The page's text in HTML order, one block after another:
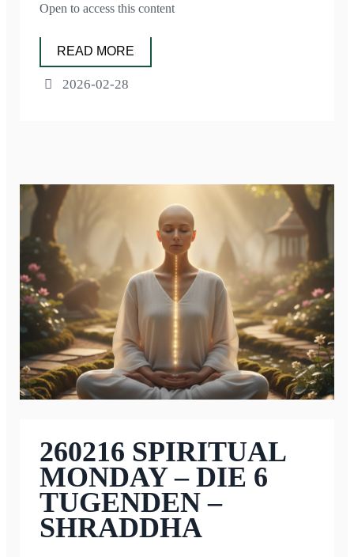
Open to access this content
READ MORE
2026-02-28
260216 SPIRITUAL
MONDAY – DIE 6
TUGENDEN –
SHRADDHA